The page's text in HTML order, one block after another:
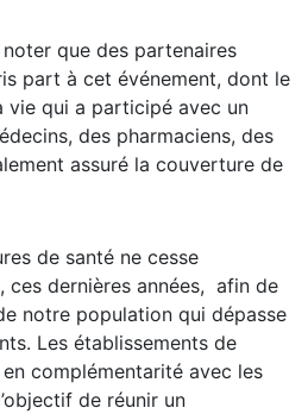
que des partenaires
part à cet événement, dont le
vie qui a participé avec un
des pharmaciens, des
assuré la couverture de
de santé ne cesse
ces dernières années, afin de
notre population qui dépasse
Les établissements de
complémentarité avec les
de réunir un